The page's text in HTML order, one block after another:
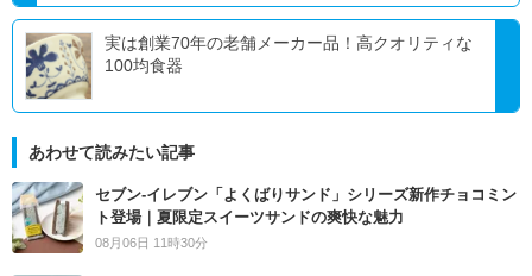
実は創業70年の老舗メーカー品！高クオリティな
100均食器
あわせて読みたい記事
セブン‐イレブン「よくばりサンド」シリーズ新作チョコミン
ト登場｜夏限定スイーツサンドの爽快な魅力
08月06日 11時30分